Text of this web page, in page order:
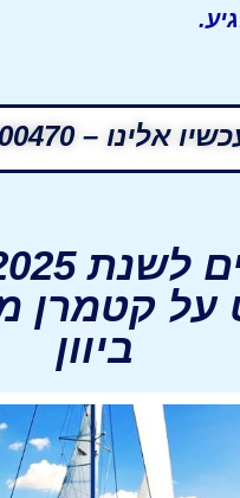
אלינו – 0504600470
על קטמרן
ביוון